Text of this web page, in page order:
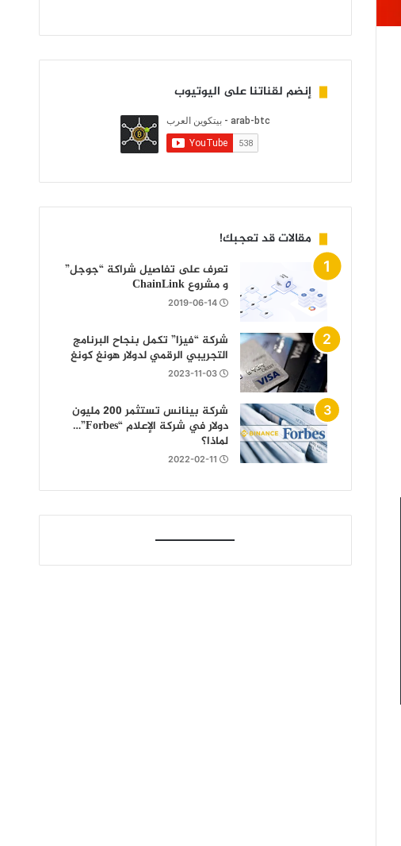
إنضم لقناتنا على اليوتيوب
مقالات قد تعجبك!
تعرف على تفاصيل شراكة “جوجل”
و مشروع ChainLink
2019-06-14
شركة “فيزا” تكمل بنجاح البرنامج
التجريبي الرقمي لدولار هونغ كونغ
2023-11-03
شركة بينانس تستثمر 200 مليون
دولار في شركة الإعلام “Forbes”…
لماذا؟
2022-02-11